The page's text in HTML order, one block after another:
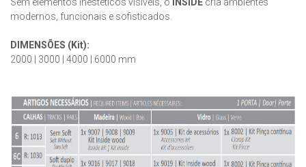
modernos, funcionais e sofisticados.
DIMENSÕES (Kit):
2000 | 3000 | 4000 | 6000 mm